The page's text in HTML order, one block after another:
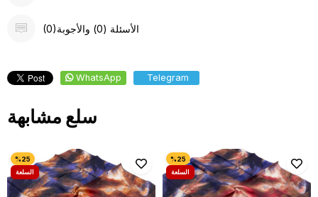
(0)الأسئلة (0) والأجوبة
WhatsApp Telegram
سلع مشابهة
السلعة
كعرض
السلعة
كعرض